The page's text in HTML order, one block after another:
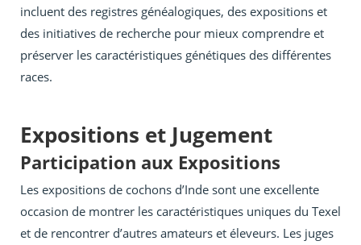
incluent des registres généalogiques, des expositions et
des initiatives de recherche pour mieux comprendre et
préserver les caractéristiques génétiques des différentes
races.
Expositions et Jugement
Participation aux Expositions
Les expositions de cochons d’Inde sont une excellente
occasion de montrer les caractéristiques uniques du Texel
et de rencontrer d’autres amateurs et éleveurs. Les juges